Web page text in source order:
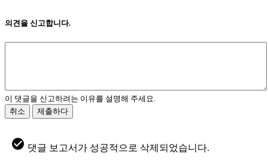
의견을 신고합니다.
이 댓글을 신고하려는 이유를 설명해 주세요.
취소
제출하다
댓글 보고서가 성공적으로 삭제되었습니다.